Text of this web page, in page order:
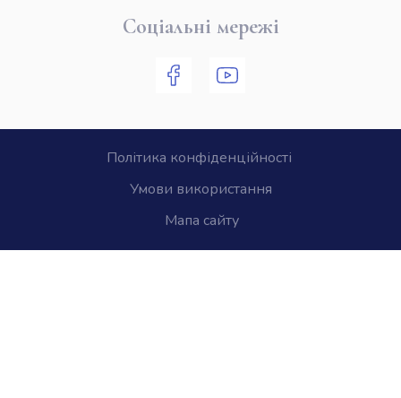
Соціальні мережі
Політика конфіденційності
Умови використання
Мапа сайту